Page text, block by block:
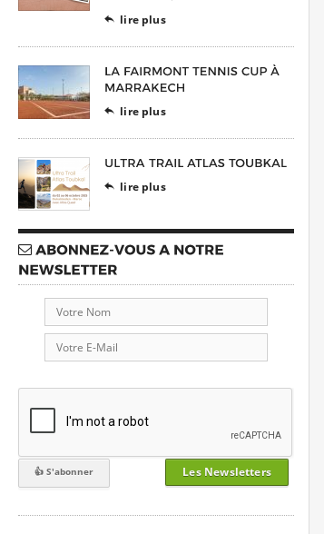
 lire plus
 lire plus
 lire plus
Les Newsletters